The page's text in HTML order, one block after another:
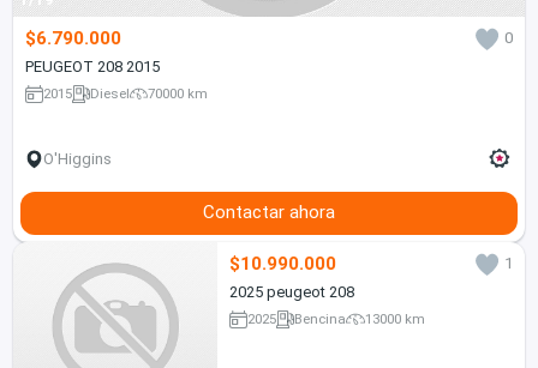
$6.790.000
0
PEUGEOT 208 2015
2015 Diesel 70000 km
O'Higgins
Contactar ahora
$10.990.000
1
2025 peugeot 208
2025 Bencina 13000 km